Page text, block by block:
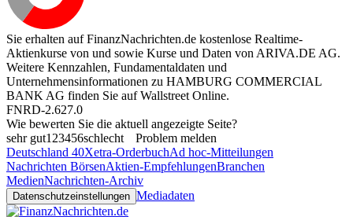
Sie erhalten auf FinanzNachrichten.de kostenlose Realtime-
Aktienkurse von und sowie Kurse und Daten von ARIVA.DE AG.
Weitere Kennzahlen, Fundamentaldaten und
Unternehmensinformationen zu HAMBURG COMMERCIAL
BANK AG finden Sie aufWallstreet Online.
FNRD-2.627.0
Wie bewerten Sie die aktuell angezeigte Seite?
sehr gut1 23456schlecht
Problem melden
Deutschland 40Xetra-OrderbuchAd hoc-Mitteilungen
Nachrichten BörsenAktien-EmpfehlungenBranchen
MedienNachrichten-Archiv
Datenschutzeinstellungen Mediadaten